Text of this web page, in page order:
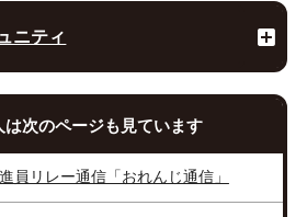
ニティ
次のページも見ています
員リレー通信「おれんじ通信」